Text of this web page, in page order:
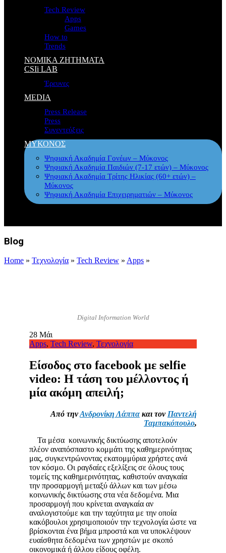
Tech Review
Apps
Games
How to
Trends
ΝΟΜΙΚΑ ΖΗΤΗΜΑΤΑ
CSIi LAB
Έρευνες
MEDIA
Press Release
Press
Συνεντεύξεις
ΜΥΚΟΝΟΣ
Ψηφιακή Ακαδημία Γονέων – Μύκονος
Ψηφιακή Ακαδημία Παιδιών (7-17 ετών) – Μύκονος
Ψηφιακή Ακαδημία Τρίτης Ηλικίας (60+ ετών) –
Μύκονος
Ψηφιακή Ακαδημία Επιχειρηματιών – Μύκονος
Blog
Home » Τεχνολογία » Tech Review » Apps »
Digital Information World
28 Μάι
Apps, Tech Review, Τεχνολογία
Είσοδος στο facebook με selfie
video: H τάση του μέλλοντος ή
μία ακόμη απειλή;
Από τηνΑνδρονίκη Λάππα και τον Παντελή
Ταμπακόπουλο,
Τα μέσα κοινωνικής δικτύωσης αποτελούν
πλέον αναπόσπαστο κομμάτι της καθημερινότητας
μας, συγκεντρώνοντας εκατομμύρια χρήστες ανά
τον κόσμο. Οι ραγδαίες εξελίξεις σε όλους τους
τομείς της καθημερινότητας, καθιστούν αναγκαία
την προσαρμογή μεταξύ άλλων και των μέσω
κοινωνικής δικτύωσης στα νέα δεδομένα. Μια
προσαρμογή που κρίνεται αναγκαία αν
αναλογιστούμε και την ταχύτητα με την οποία
κακόβουλοι χρησιμοποιούν την τεχνολογία ώστε να
βρίσκονται ένα βήμα μπροστά και να υποκλέψουν
ευαίσθητα δεδομένα των χρηστών με σκοπό
οικονομικά ή άλλου είδους οφέλη.